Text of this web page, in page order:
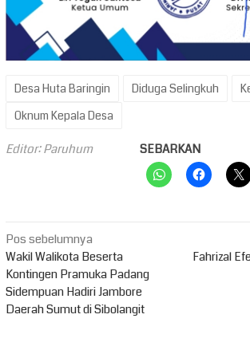
Desa Huta Baringin Diduga Selingkuh
Oknum Kepala Desa
Editor: Paruhum SEBARKAN
Navigasi
pos
Pos sebelumnya
Wakil Walikota Beserta
Kontingen Pramuka Padang
Sidempuan Hadiri Jambore
Daerah Sumut di Sibolangit
Fahrizal